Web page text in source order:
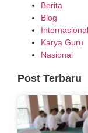
Berita
Blog
Internasional
Karya Guru
Nasional
Post Terbaru